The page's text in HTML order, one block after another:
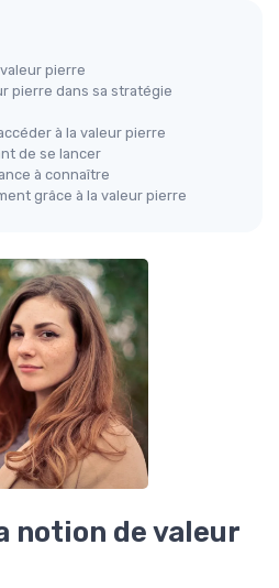
pierre
pierre dans sa stratégie
à la valeur pierre
de se lancer
à connaître
grâce à la valeur pierre
notion de valeur